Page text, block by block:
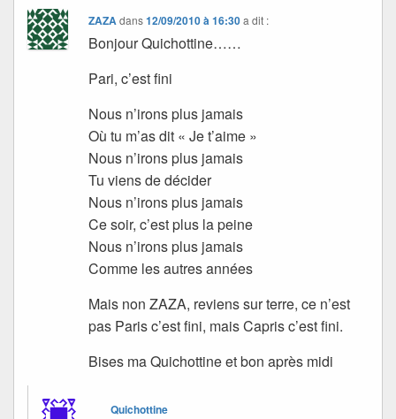
ZAZAdans12/09/2010 à 16:30 a dit :
Bonjour Quichottine……
Pari, c’est fini
Nous n’irons plus jamais
Où tu m’as dit « Je t’aime »
Nous n’irons plus jamais
Tu viens de décider
Nous n’irons plus jamais
Ce soir, c’est plus la peine
Nous n’irons plus jamais
Comme les autres années
Mais non ZAZA, reviens sur terre, ce n’est
pas Paris c’est fini, mais Capris c’est fini.
Bises ma Quichottine et bon après midi
Quichottine